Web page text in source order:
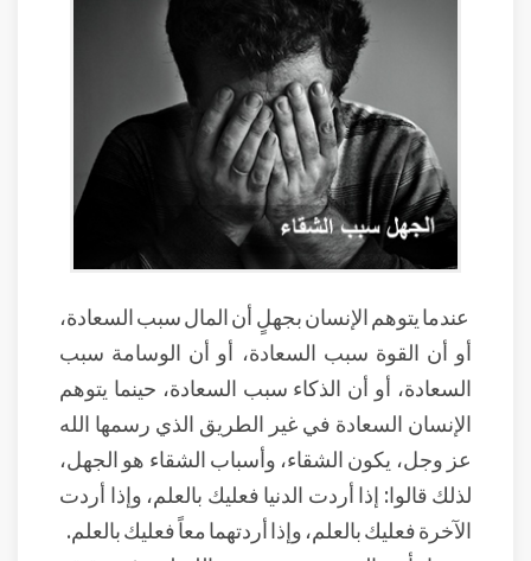
عندما يتوهم الإنسان بجهلٍ أن المال سبب السعادة،
أو أن القوة سبب السعادة، أو أن الوسامة سبب
السعادة، أو أن الذكاء سبب السعادة، حينما يتوهم
الإنسان السعادة في غير الطريق الذي رسمها الله
عز وجل، يكون الشقاء، وأسباب الشقاء هو الجهل،
لذلك قالوا: إذا أردت الدنيا فعليك بالعلم، وإذا أردت
الآخرة فعليك بالعلم، وإذا أردتهما معاً فعليك بالعلم.